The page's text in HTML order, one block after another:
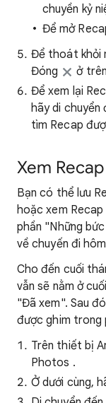
chuyền kỷ
Để mở
Để thoát khỏi
Đóng
ở
Để xem lại
hãy di chuyển
tìm Recap
Xem
Bạn có thể lưu
hoặc xem
phần "Những
về chuyến đi
Cho đến cuối
vẫn sẽ nằm ở
"Đã xem". Sau
được ghim trong
Trên thiết bị
Photos .
Ở dưới cùng,